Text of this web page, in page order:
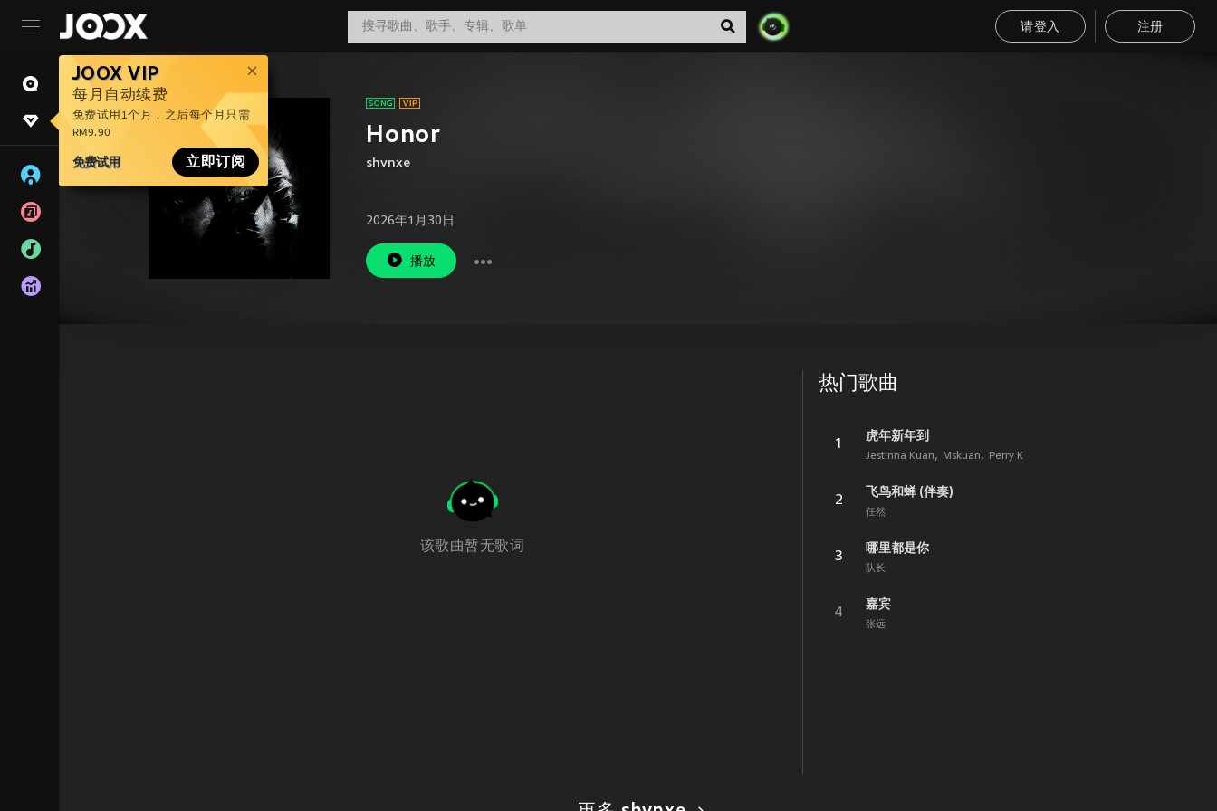
请登入 注册
JOOX VIP
每月自动续费
免费试用1个月，之后每个月只需
RM9.90
免费试用 立即订阅
Honor
shvnxe
2026年1月30日
播放
该歌曲暂无歌词
热门歌曲
1
虎年新年到
Jestinna Kuan Mskuan Perry K
2
飞鸟和蝉 (伴奏)
任然
3
哪里都是你
队长
4
嘉宾
张远